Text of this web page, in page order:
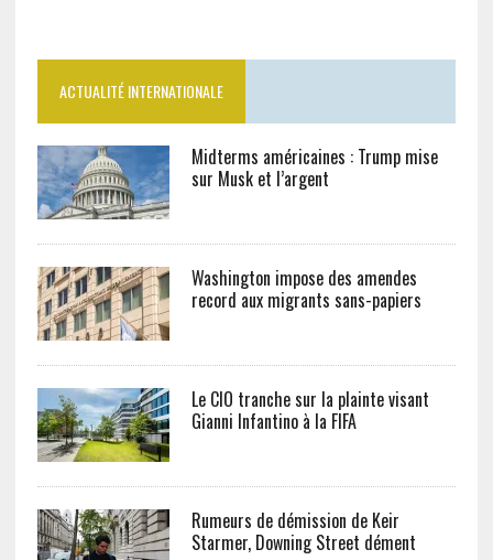
ACTUALITÉ INTERNATIONALE
Midterms américaines : Trump mise
sur Musk et l’argent
Washington impose des amendes
record aux migrants sans-papiers
Le CIO tranche sur la plainte visant
Gianni Infantino à la FIFA
Rumeurs de démission de Keir
Starmer, Downing Street dément